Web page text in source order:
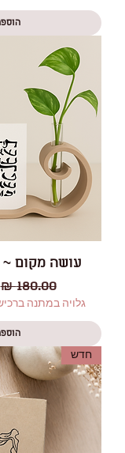
עושה מקום
מחיר רגיל‏180.00 ‏₪
גלויה במתנה
חדש